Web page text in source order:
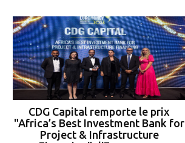
CDG Capital remporte le prix
"Africa’s Best Investment Bank for
Project & Infrastructure